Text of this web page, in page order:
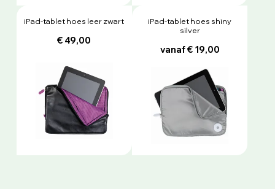
iPad-tablet hoes leer zwart
€ 49,00
iPad-tablet hoes shiny
silver
vanaf € 19,00